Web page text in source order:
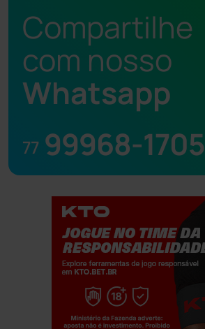
Compartilhe
com nosso
Whatsapp
77 99968-1705